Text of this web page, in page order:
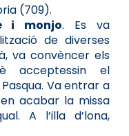
(709).
i monjo. Es va
de diverses
va convèncer els
acceptessin el
Va entrar a
acabar la missa
A l’illa d’lona,